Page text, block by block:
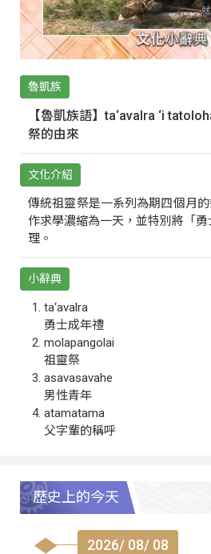
魯凱族
【魯凱族語】ta‘avalra ‘i
祭的由來
文化介紹
傳統祖靈祭是一系列為期四個月
作求學濃縮為一天，並特別將「勇
理。
小辭典
ta‘avalra
勇士成年禮
molapangolai
祖靈祭
asavasavahe
男性青年
atamatama
父字輩的稱呼
歷史上的今天
2026/ 08/ 08